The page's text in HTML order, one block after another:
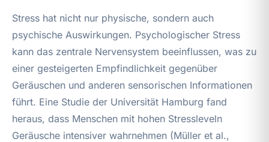
Stress hat nicht nur physische, sondern auch
psychische Auswirkungen. Psychologischer Stress
kann das zentrale Nervensystem beeinflussen, was zu
einer gesteigerten Empfindlichkeit gegenüber
Geräuschen und anderen sensorischen Informationen
führt. Eine Studie der Universität Hamburg fand
heraus, dass Menschen mit hohen Stressleveln
Geräusche intensiver wahrnehmen (Müller et al.,